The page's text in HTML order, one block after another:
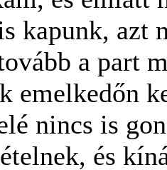
kapunk, azt
a part
emelkedőn
nincs is
és